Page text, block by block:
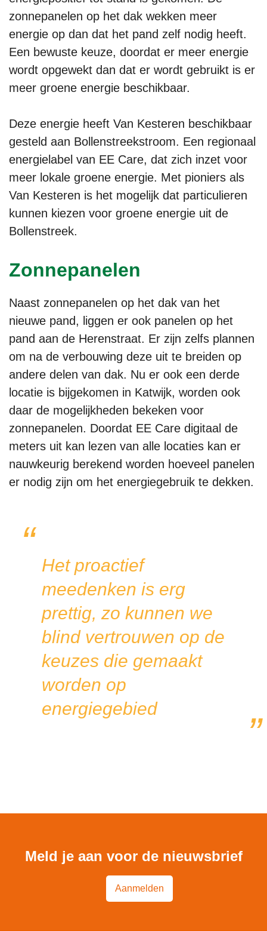
zonnepanelen op het dak wekken meer
energie op dan dat het pand zelf nodig heeft.
Een bewuste keuze, doordat er meer energie
wordt opgewekt dan dat er wordt gebruikt is er
meer groene energie beschikbaar.
Deze energie heeft Van Kesteren beschikbaar
gesteld aan Bollenstreekstroom. Een regionaal
energielabel van EE Care, dat zich inzet voor
meer lokale groene energie. Met pioniers als
Van Kesteren is het mogelijk dat particulieren
kunnen kiezen voor groene energie uit de
Bollenstreek.
Zonnepanelen
Naast zonnepanelen op het dak van het
nieuwe pand, liggen er ook panelen op het
pand aan de Herenstraat. Er zijn zelfs plannen
om na de verbouwing deze uit te breiden op
andere delen van dak. Nu er ook een derde
locatie is bijgekomen in Katwijk, worden ook
daar de mogelijkheden bekeken voor
zonnepanelen. Doordat EE Care digitaal de
meters uit kan lezen van alle locaties kan er
nauwkeurig berekend worden hoeveel panelen
er nodig zijn om het energiegebruik te dekken.
Het proactief
meedenken is erg
prettig, zo kunnen we
blind vertrouwen op de
keuzes die gemaakt
worden op
energiegebied
Meld je aan voor de nieuwsbrief
Aanmelden